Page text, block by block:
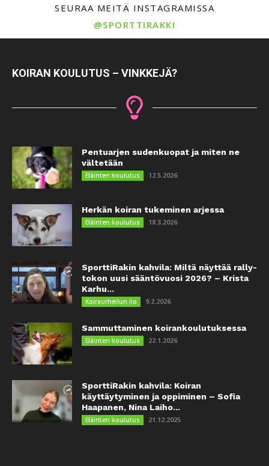
SEURAA MEITÄ INSTAGRAMISSA
@SPORTTIRAKKI
KOIRAN KOULUTUS – VINKKEJÄ?
Pentuarjen sudenkuopat ja miten ne
vältetään
Eläinten koulutus 12.5.2026
Herkän koiran tukeminen arjessa
Eläinten koulutus 18.3.2026
SporttiRakin kahvila: Miltä näyttää rally-
tokon uusi sääntövuosi 2026? – Krista
Karhu...
Koiraurheilun ilo 9.2.2026
Sammuttaminen koirankoulutuksessa
Eläinten koulutus 22.1.2026
SporttiRakin kahvila: Koiran
käyttäytyminen ja oppiminen – Sofia
Haapanen, Nina Laiho...
Eläinten koulutus 21.12.2025